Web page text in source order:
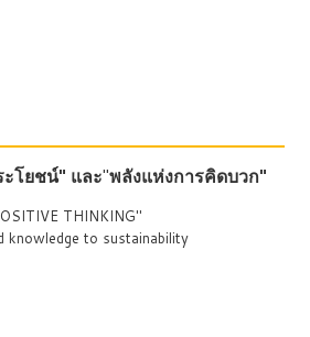
โยชน์" และ"พลังแห่งการคิดบวก"
THINKING"
knowledge to sustainability